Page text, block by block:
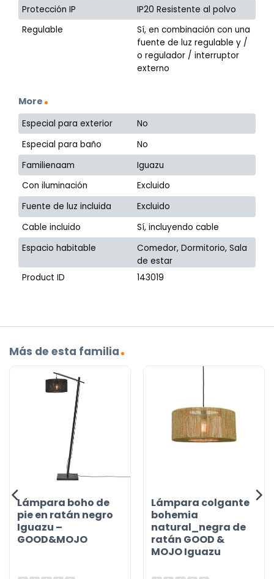
Protección IP
IP20 Resistente al polvo
Regulable
Sí, en combinación con una
fuente de luz regulable y /
o regulador / interruptor
externo
More
Especial para exterior
No
Especial para baño
No
Familienaam
Iguazu
Con iluminación
Excluido
Fuente de luz incluida
Excluido
Cable incluido
Sí, incluyendo cable
Espacio habitable
Comedor, Dormitorio, Sala
de estar
Product ID
143019
Más de esta familia
Lámpara boho de
pie en ratán negro
Iguazu –
GOOD&MOJO
Lámpara colgante
bohemia
natural_negra de
ratán GOOD &
MOJO Iguazu